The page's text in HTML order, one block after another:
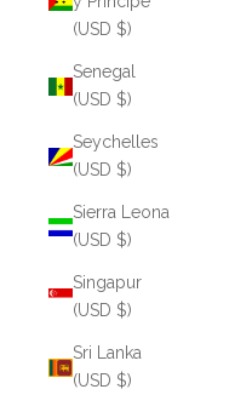
(USD $)
Senegal
(USD $)
Seychelles
(USD $)
Sierra Leona
(USD $)
Singapur
(USD $)
Sri Lanka
(USD $)